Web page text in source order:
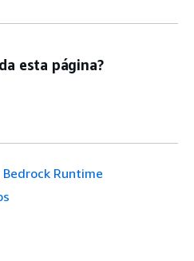
esta página?
Runtime